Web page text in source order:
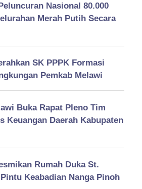
Nasional 80.000
Merah Putih Secara
SK PPPK Formasi
Pemkab Melawi
Buka Rapat Pleno Tim
Keuangan Daerah Kabupaten
Rumah Duka St.
Keabadian Nanga Pinoh